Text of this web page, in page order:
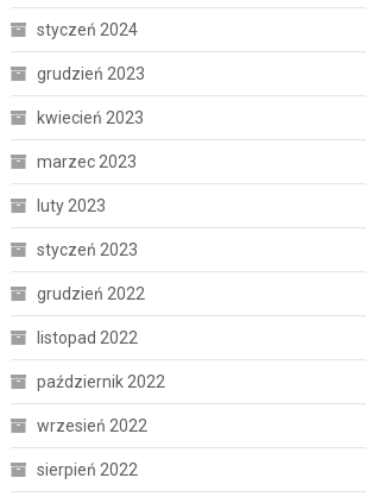
styczeń 2024
grudzień 2023
kwiecień 2023
marzec 2023
luty 2023
styczeń 2023
grudzień 2022
listopad 2022
październik 2022
wrzesień 2022
sierpień 2022